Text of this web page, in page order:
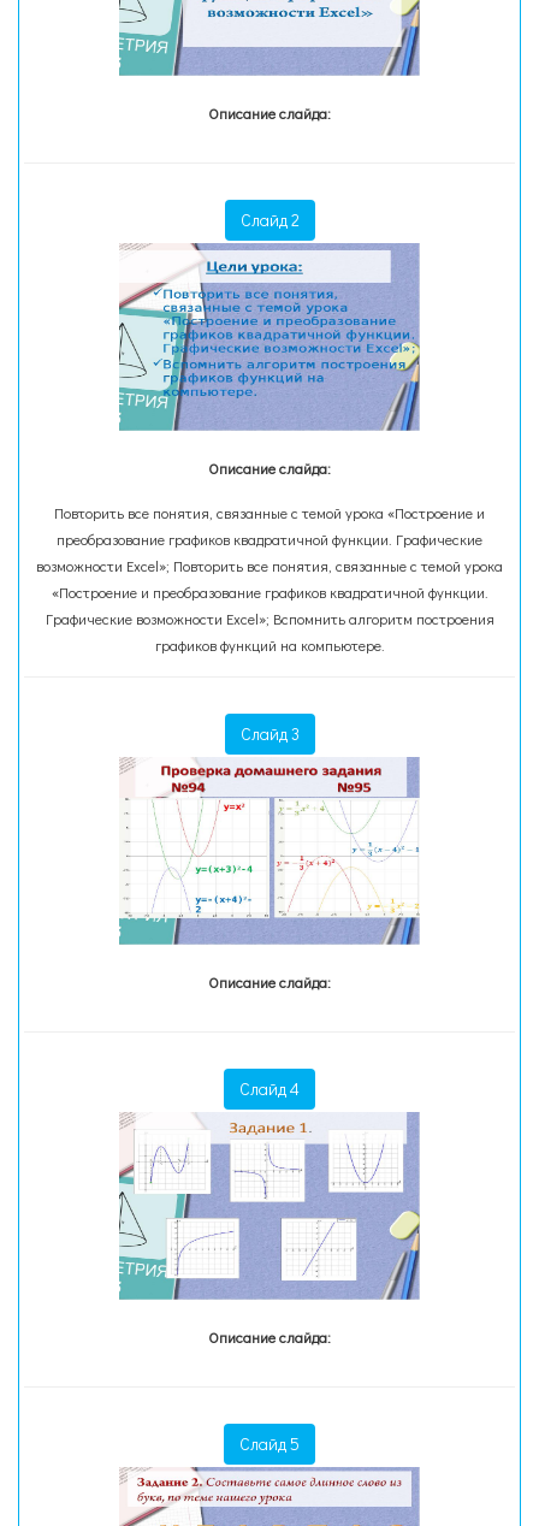
Описание слайда:
Слайд 2
Описание слайда:
Повторить все понятия, связанные с темой урока «Построение и
преобразование графиков квадратичной функции. Графические
возможности Excel»; Повторить все понятия, связанные с темой урока
«Построение и преобразование графиков квадратичной функции.
Графические возможности Excel»; Вспомнить алгоритм построения
графиков функций на компьютере.
Слайд 3
Описание слайда:
Слайд 4
Описание слайда:
Слайд 5